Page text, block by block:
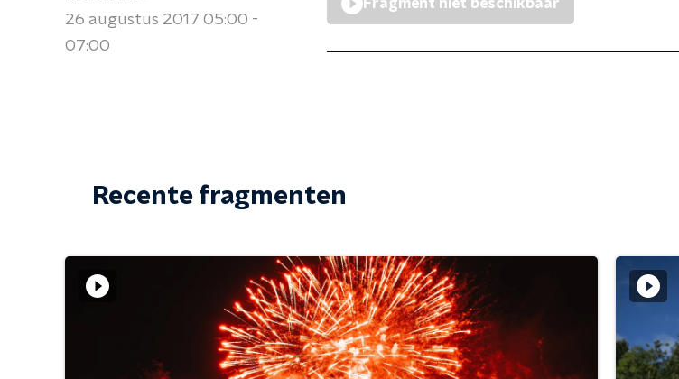
26 augustus 2017 05:00 -
07:00
Fragment niet beschikbaar
Recente fragmenten